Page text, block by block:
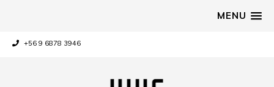
MENU
+56 9 6878 3946